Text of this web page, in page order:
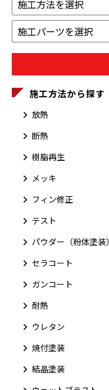
施工方法から探す
放熱
断熱
樹脂再生
メッキ
フィン修正
テスト
パウダー（粉体塗装）
セラコート
ガンコート
耐熱
ウレタン
焼付塗装
結晶塗装